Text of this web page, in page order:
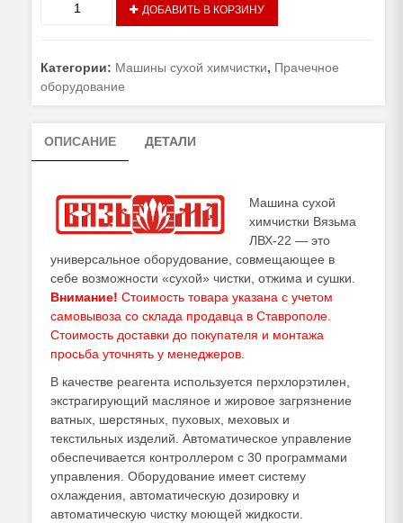
Машина
химчистки
Вязьма
ДОБАВИТЬ В КОРЗИНУ
Категории: Машины сухой химчистки, Прачечное
оборудование
ОПИСАНИЕ ДЕТАЛИ
Машина сухой
химчистки Вязьма
ЛВХ-22 — это
универсальное оборудование, совмещающее в
себе возможности «сухой» чистки, отжима и сушки.
Внимание! Стоимость товара указана с учетом
самовывоза со склада продавца в Ставрополе.
Стоимость доставки до покупателя и монтажа
просьба уточнять у менеджеров
В качестве реагента используется перхлорэтилен,
экстрагирующий масляное и жировое загрязнение
ватных, шерстяных, пуховых, меховых и
текстильных изделий. Автоматическое управление
обеспечивается контроллером с 30 программами
управления. Оборудование имеет систему
охлаждения, автоматическую дозировку и
автоматическую чистку моющей жидкости.